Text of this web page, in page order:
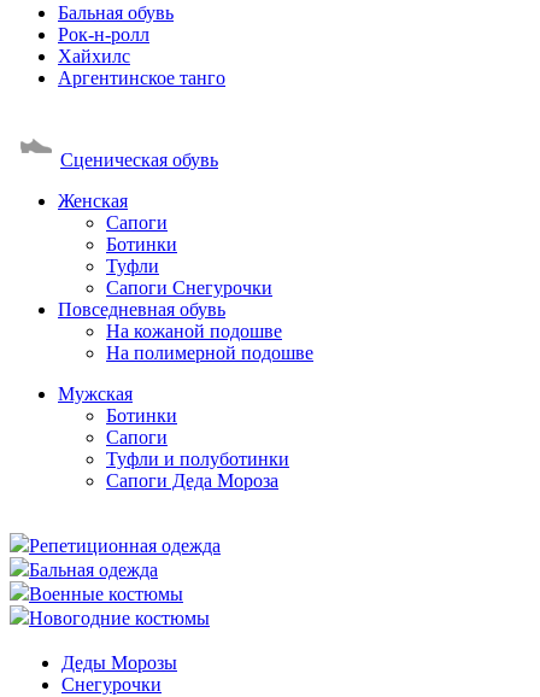
Бальная обувь
Рок-н-ролл
Хайхилс
Аргентинское танго
Сценическая обувь
Женская
Сапоги
Ботинки
Туфли
Сапоги Снегурочки
Повседневная обувь
На кожаной подошве
На полимерной подошве
Мужская
Ботинки
Сапоги
Туфли и полуботинки
Сапоги Деда Мороза
Репетиционная одежда
Бальная одежда
Военные костюмы
Новогодние костюмы
Деды Морозы
Снегурочки